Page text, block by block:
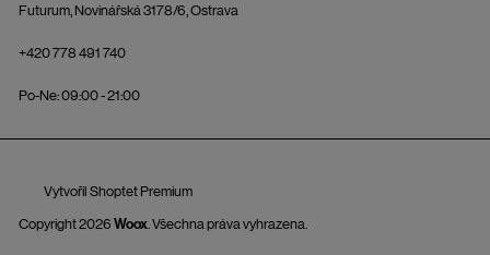
Futurum, Novinářská 3178/6, Ostrava
+420 778 491 740
Po-Ne: 09:00 - 21:00
Vytvořil Shoptet Premium
Copyright 2026 Woox . Všechna práva vyhrazena.